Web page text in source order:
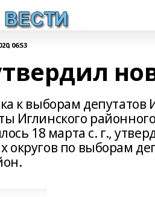
06:53
к выборам депутатов
Иглинского
18 марта с. г.,
округов по выборам